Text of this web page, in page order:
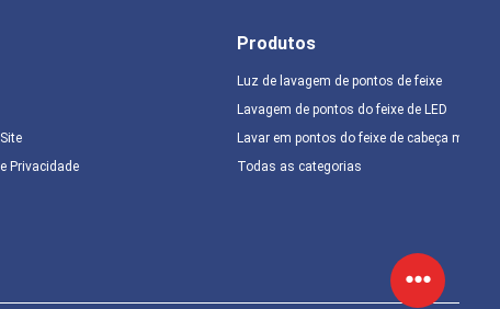
VIDEO
Melhor Preço
faixas de mel lineares de
6 facetas e foco linear
Melhor Preço
Privacidade
Produtos
Luz de lavagem de pontos de feixe
Lavagem de pontos do feixe de LED
Lavar em pontos do feixe de cabeça móvel
Todas as categorias